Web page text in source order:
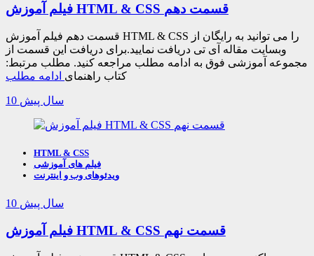
فیلم آموزش HTML & CSS قسمت دهم
قسمت دهم فیلم آموزش HTML & CSS را می توانید به رایگان از
وبسایت مقاله آی تی دریافت نمایید.برای دریافت این قسمت از
مجموعه آموزشی فوق به ادامه مطلب مراجعه کنید. مطلب مرتبط:
کتاب راهنمای ادامه مطلب
10 سال پیش
HTML & CSS
فیلم های آموزشی
ویدئوهای وب و اینترنت
10 سال پیش
فیلم آموزش HTML & CSS قسمت نهم